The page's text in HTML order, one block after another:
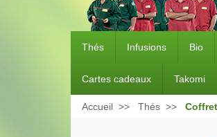
Thés Infusions Bio
Cartes cadeaux Takomi
Accueil Thés